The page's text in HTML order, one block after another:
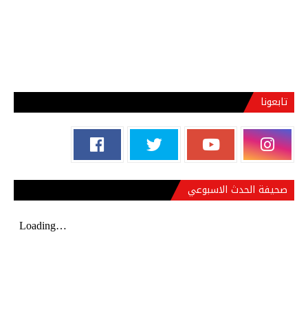
تابعونا
صحيفة الحدث الاسبوعي